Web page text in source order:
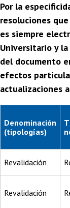
Por la
resoluciones
es siempre
Universitario y
del documento
efectos
actualizaciones
Denominación
(tipologías)
Revalidación
Revalidación